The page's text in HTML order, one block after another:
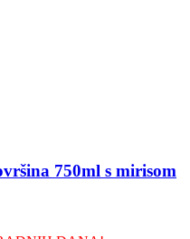
750ml s mirisom